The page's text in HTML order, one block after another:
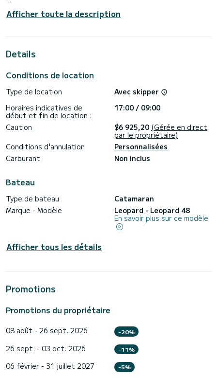
capacité d'embarcation de 10 personnes. Avec une longueur
totale de 15 mètres, il sera votre meilleur allié pour passer
de Zanzibar
Ce Leopard 48 est pourvu de 4 toilettes avec douche.
Génois sur enrouleur. Il possède notamment les
conditions de location, vous pouvez envoyer un message via
la plateforme Samboat. Un conseiller SamBoat se chargera
Afficher toute la description
Details
Conditions de location
Type de location
Avec skipper
Horaires indicatives de
début et fin de location :
17:00 / 09:00
Caution
$6 925,20 (Gérée en direct
par le propriétaire)
Conditions d'annulation
Personnalisées
Carburant
Non inclus
Bateau
Type de bateau
Catamaran
Marque - Modèle
Leopard - Leopard 48
En savoir plus sur ce modèle
Afficher tous les détails
Promotions
Promotions du propriétaire
08 août - 26 sept. 2026 -20%
26 sept. - 03 oct. 2026 -11%
06 février - 31 juillet 2027 -5%